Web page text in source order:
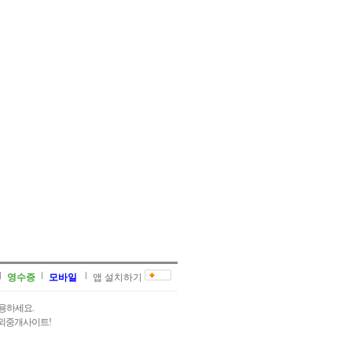
영수증 모바일 앱 설치하기
하세요.
중개사이트!